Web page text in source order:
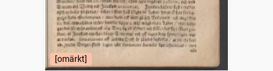
[omärkt]